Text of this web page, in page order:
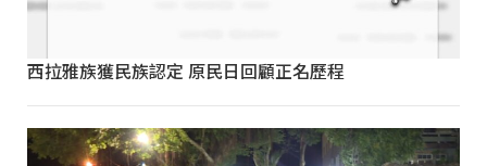
西拉雅族獲民族認定 原民日回顧正名歷程